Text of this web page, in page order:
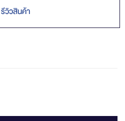
รีวิวสินค้า